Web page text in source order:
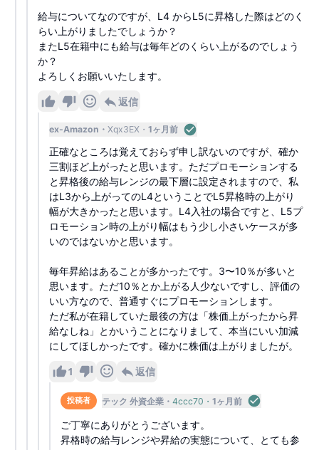
給与についてなのですが、L4 からL5に昇格した際はどのく
らい上がりましたでしょうか？
またL5在籍中にも給与は毎年どのくらい上がるのでしょう
か？
よろしくお願いいたします。
返信
ex-Amazon Xqx3EX 1ヶ月前
正確なところは覚えておらず申し訳ないのですが、確か
三割ほど上がったと思います。ただプロモーションする
と昇格後の給与レンジの最下層に設定されますので、私
はL3から上がってのL4ということでL5昇格時の上がり
幅が大きかったと思います。L4入社の場合ですと、L5プ
ロモーション時の上がり幅はもう少し小さいケースが多
いのではないかと思います。
毎年昇給はあることが多かったです。3〜10％が多いと
思います。ただ10％とか上がる人少ないですし、評価の
いい方なので、普通すぐにプロモーションします。
ただ私が在籍していた最後の方は「株価上がったから昇
給なしね」とかいうことになりまして、本当にいい加減
にしてほしかったです。確かに株価は上がりましたが。
1 返信
投稿者 テック 外資企業 4ccc70 1ヶ月前
ご丁寧にありがとうございます。
昇格時の給与レンジや昇給の実態について、とても参